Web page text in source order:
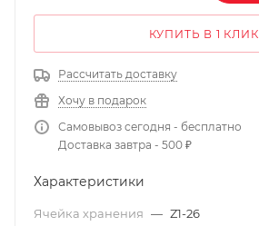
КУПИТЬ В 1 КЛИК
Рассчитать доставку
Хочу в подарок
Самовывоз сегодня - бесплатно
Доставка завтра - 500 ₽
Характеристики
Ячейка хранения — Z1-26